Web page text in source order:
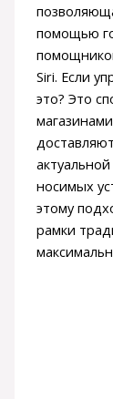
помощью
Siri. Если
это? Это
носимых
этому
рамки